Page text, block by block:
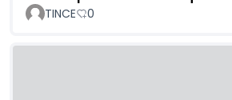
TINCE 0